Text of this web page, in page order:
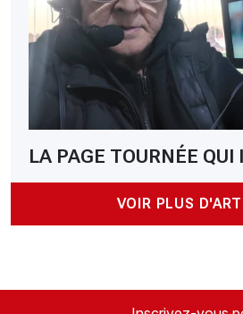
LA PAGE TOURNÉE QUI
VOIR PLUS